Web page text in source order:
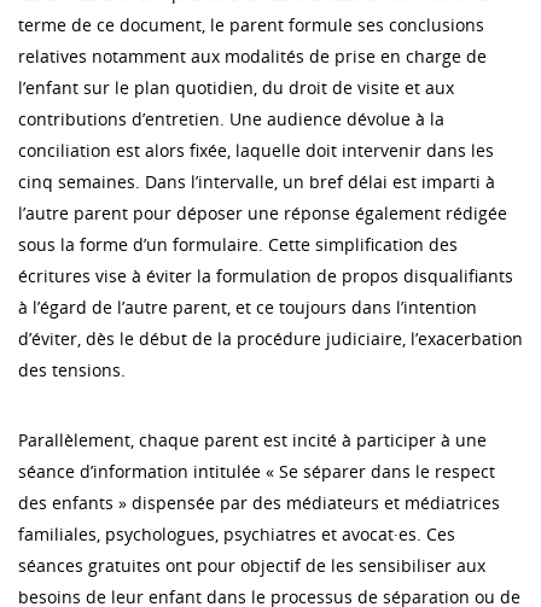
terme de ce document, le parent formule ses conclusions
relatives notamment aux modalités de prise en charge de
l’enfant sur le plan quotidien, du droit de visite et aux
contributions d’entretien. Une audience dévolue à la
conciliation est alors fixée, laquelle doit intervenir dans les
cinq semaines. Dans l’intervalle, un bref délai est imparti à
l’autre parent pour déposer une réponse également rédigée
sous la forme d’un formulaire. Cette simplification des
écritures vise à éviter la formulation de propos disqualifiants
à l’égard de l’autre parent, et ce toujours dans l’intention
d’éviter, dès le début de la procédure judiciaire, l’exacerbation
des tensions.
Parallèlement, chaque parent est incité à participer à une
séance d’information intitulée « Se séparer dans le respect
des enfants » dispensée par des médiateurs et médiatrices
familiales, psychologues, psychiatres et avocat·es. Ces
séances gratuites ont pour objectif de les sensibiliser aux
besoins de leur enfant dans le processus de séparation ou de